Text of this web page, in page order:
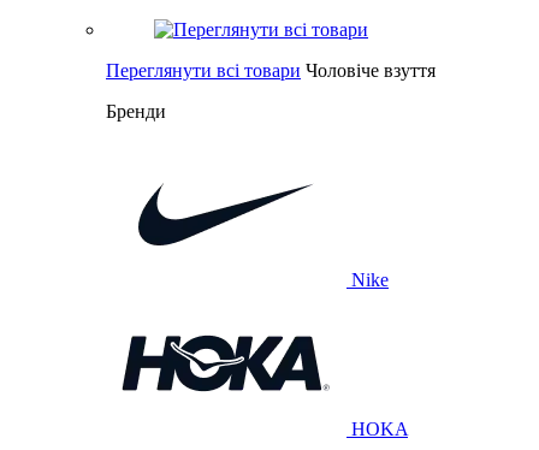
Переглянути всі товари Чоловіче взуття
Бренди
Nike
HOKA